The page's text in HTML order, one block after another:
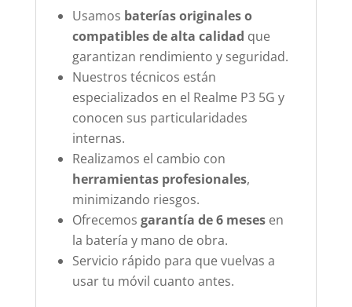
Usamos baterías originales o
compatibles de alta calidad que
garantizan rendimiento y seguridad.
Nuestros técnicos están
especializados en el Realme P3 5G y
conocen sus particularidades
internas.
Realizamos el cambio con
herramientas profesionales,
minimizando riesgos.
Ofrecemos garantía de 6 mesesen
la batería y mano de obra.
Servicio rápido para que vuelvas a
usar tu móvil cuanto antes.